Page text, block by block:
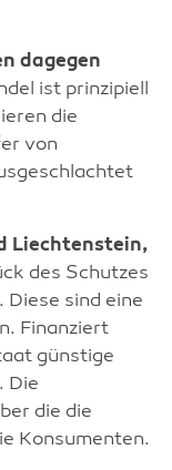
dagegen
ist prinzipiell
die
von
Liechtenstein,
des Schutzes
. Diese sind eine
Finanziert
günstige
Die
die die
Konsumenten.